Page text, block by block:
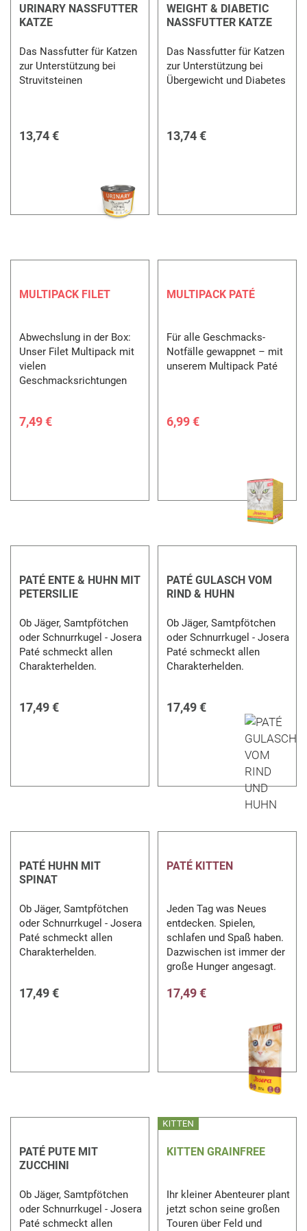
URINARY NASSFUTTER
KATZE
Das Nassfutter für Katzen
zur Unterstützung bei
Struvitsteinen
13,74 €
WEIGHT & DIABETIC
NASSFUTTER KATZE
Das Nassfutter für Katzen
zur Unterstützung bei
Übergewicht und Diabetes
13,74 €
MULTIPACK FILET
Abwechslung in der Box:
Unser Filet Multipack mit
vielen
Geschmacksrichtungen
7,49 €
MULTIPACK PATÉ
Für alle Geschmacks-
Notfälle gewappnet – mit
unserem Multipack Paté
6,99 €
PATÉ ENTE & HUHN MIT
PETERSILIE
Ob Jäger, Samtpfötchen
oder Schnurrkugel - Josera
Paté schmeckt allen
Charakterhelden.
17,49 €
PATÉ GULASCH VOM
RIND & HUHN
Ob Jäger, Samtpfötchen
oder Schnurrkugel - Josera
Paté schmeckt allen
Charakterhelden.
17,49 €
PATÉ HUHN MIT
SPINAT
Ob Jäger, Samtpfötchen
oder Schnurrkugel - Josera
Paté schmeckt allen
Charakterhelden.
17,49 €
PATÉ KITTEN
Jeden Tag was Neues
entdecken. Spielen,
schlafen und Spaß haben.
Dazwischen ist immer der
große Hunger angesagt.
17,49 €
PATÉ PUTE MIT
ZUCCHINI
Ob Jäger, Samtpfötchen
oder Schnurrkugel - Josera
Paté schmeckt allen
KITTEN GRAINFREE
Ihr kleiner Abenteurer plant
jetzt schon seine großen
Touren über Feld und